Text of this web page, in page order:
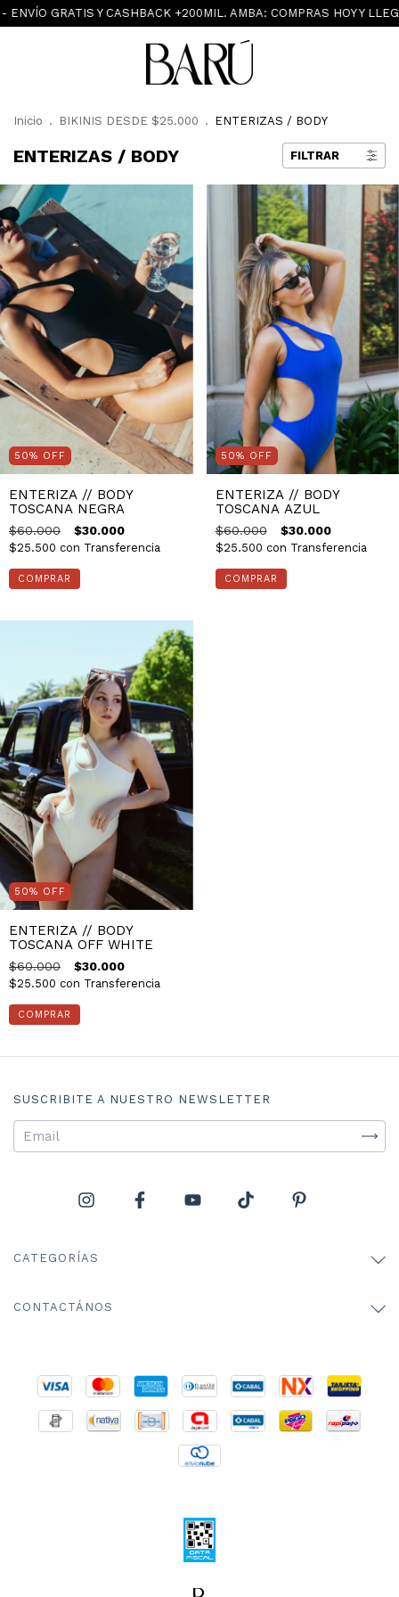
Y CASHBACK +200MIL. AMBA: COMPRAS HOY Y LLEGA
Inicio . BIKINIS DESDE $25.000 . ENTERIZAS / BODY
ENTERIZAS / BODY FILTRAR
50% OFF
ENTERIZA // BODY
TOSCANA NEGRA
$60.000 $30.000
$25.500 con Transferencia
COMPRAR
50% OFF
ENTERIZA // BODY
TOSCANA AZUL
$60.000 $30.000
$25.500 con Transferencia
COMPRAR
50% OFF
ENTERIZA // BODY
TOSCANA OFF WHITE
$60.000 $30.000
$25.500 con Transferencia
COMPRAR
SUSCRIBITE A NUESTRO NEWSLETTER
CATEGORÍAS
CONTACTÁNOS